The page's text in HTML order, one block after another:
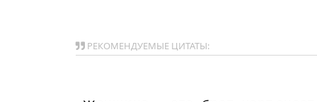
РЕКОМЕНДУЕМЫЕ ЦИТАТЫ: